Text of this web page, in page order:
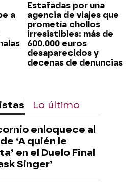
a
Estafadas por una
agencia de viajes que
prometía chollos
irresistibles: más de
600.000 euros
desaparecidos y
decenas de denuncias
Lo último
enloquece al
‘A quién le
en el Duelo Final
Singer’